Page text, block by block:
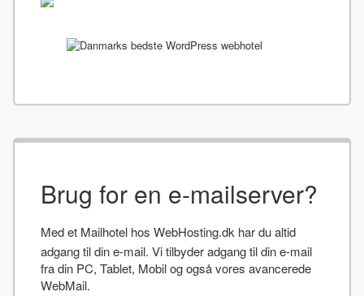
Brug for en e-mailserver?
Med et Mailhotel hos WebHosting.dk har du altid
adgang til din e-mail. Vi tilbyder adgang til din e-mail
fra din PC, Tablet, Mobil og også vores avancerede
WebMail.